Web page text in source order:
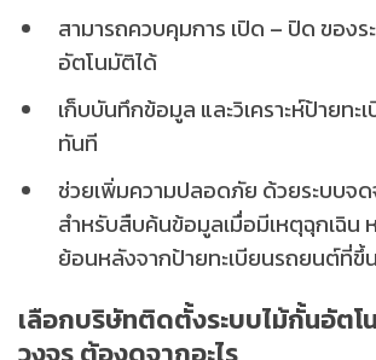
สามารถควบคุมการ เปิด – ปิด ของ
อัตโนมัติได้
เก็บบันทึกข้อมูล และวิเคราะห์ป้ายทะ
ทันที
ช่วยเพิ่มความปลอดภัย ด้วยระบบจด
สำหรับสืบค้นข้อมูลเมื่อมีเหตุฉุกเฉิน
ย้อนหลังจากป้ายทะเบียนรถยนต์ที่ขึ้
เลือกบริษัทติดตั้งระบบไม้กั้นอัต